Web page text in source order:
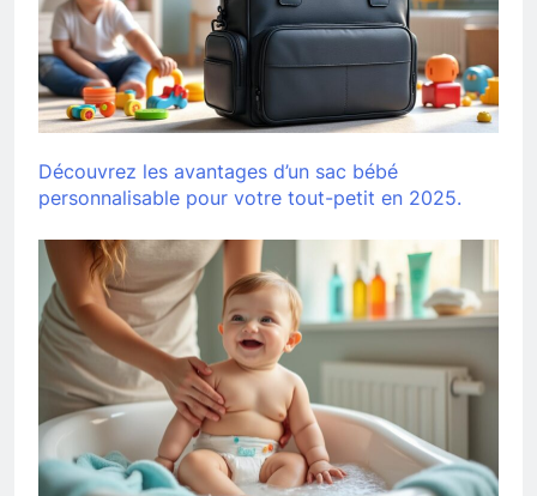
Découvrez les avantages d’un sac bébé
personnalisable pour votre tout-petit en 2025.